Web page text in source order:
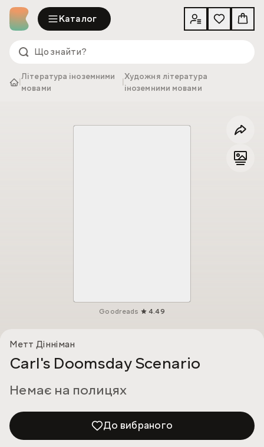
Каталог
|
Література іноземними
мовами
Художня література
іноземними мовами
Goodreads 4.49
Метт Дінніман
Carl's Doomsday Scenario
Немає на полицях
До вибраного